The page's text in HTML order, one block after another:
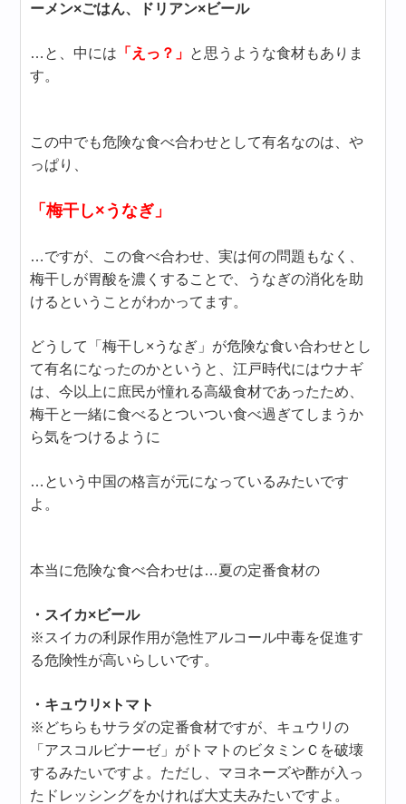
ーメン×ごはん、ドリアン×ビール
…と、中には 「えっ？」 と思うような食材もありま
す。
この中でも危険な食べ合わせとして有名なのは、や
っぱり、
「梅干し×うなぎ」
…ですが、この食べ合わせ、実は何の問題もなく、
梅干しが胃酸を濃くすることで、うなぎの消化を助
けるということがわかってます。
どうして「梅干し×うなぎ」が危険な食い合わせとし
て有名になったのかというと、江戸時代にはウナギ
は、今以上に庶民が憧れる高級食材であったため、
梅干と一緒に食べるとついつい食べ過ぎてしまうか
ら気をつけるように
…という中国の格言が元になっているみたいです
よ。
本当に危険な食べ合わせは…夏の定番食材の
・スイカ×ビール
※スイカの利尿作用が急性アルコール中毒を促進す
る危険性が高いらしいです。
・キュウリ×トマト
※どちらもサラダの定番食材ですが、キュウリの
「アスコルビナーゼ」がトマトのビタミンＣを破壊
するみたいですよ。ただし、マヨネーズや酢が入っ
たドレッシングをかければ大丈夫みたいですよ。